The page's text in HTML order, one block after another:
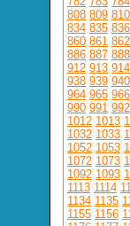
808 809 810
834 835 836
860 861 862
886 887 888
912 913 914
938 939 940
964 965 966
990 991 992
1012 1013
1032 1033
1052 1053
1072 1073
1092 1093
1113 1114
1134 1135
1155 1156